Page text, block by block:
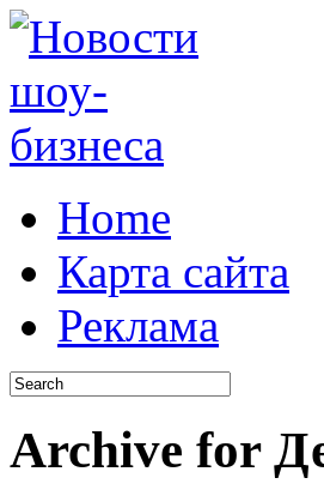
Home
Карта сайта
Реклама
Archive for